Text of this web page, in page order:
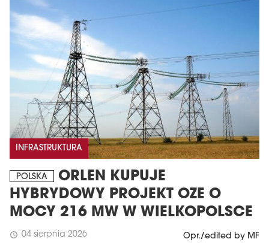
INFRASTRUKTURA
POLSKA
ORLEN KUPUJE
HYBRYDOWY PROJEKT OZE O
MOCY 216 MW W WIELKOPOLSCE
schedule 04 sierpnia 2026 Opr./edited by MF